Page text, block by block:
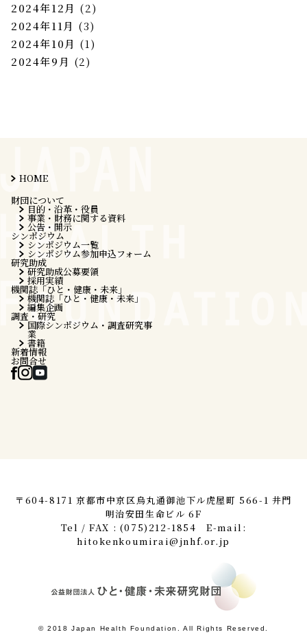
2024年12月 (2)
2024年11月 (3)
2024年10月 (1)
2024年9月 (2)
HOME
財団について
目的・沿革・役員
事業・財務に関する資料
公告・開示
シンポジウム
シンポジウム一覧
シンポジウム参加申込フォーム
研究助成
研究助成公募要領
採用実績
機関誌「ひと・健康・未来」
機関誌「ひと・健康・未来」
編集企画
調査・研究
国際シンポジウム・調査研究事
業
書籍
新着情報
お問合せ
〒604-8171 京都市中京区烏丸通御池下ル虎屋町 566-1 井門
明治安田生命ビル 6F
Tel / FAX : (075)212-1854 E-mail:
hitokenkoumirai@jnhf.or.jp
© 2018 Japan Health Foundation. All Rights Reserved.